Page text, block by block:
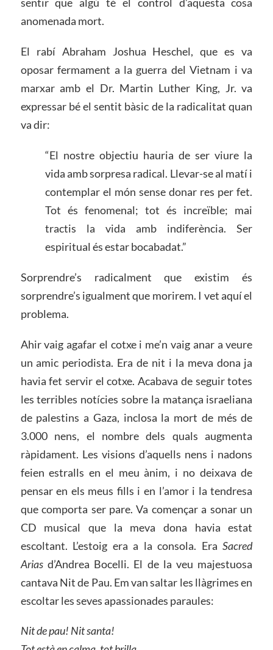
anomenada mort.
El rabí Abraham Joshua Heschel, que es va
oposar fermament a la guerra del Vietnam i va
marxar amb el Dr. Martin Luther King, Jr. va
expressar bé el sentit bàsic de la radicalitat quan
va dir:
“El nostre objectiu hauria de ser viure la
vida amb sorpresa radical. Llevar-se al matí i
contemplar el món sense donar res per fet.
Tot és fenomenal; tot és increïble; mai
tractis la vida amb indiferència. Ser
espiritual és estar bocabadat.”
Sorprendre’s radicalment que existim és
sorprendre’s igualment que morirem. I vet aquí el
problema.
Ahir vaig agafar el cotxe i me’n vaig anar a veure
un amic periodista. Era de nit i la meva dona ja
havia fet servir el cotxe. Acabava de seguir totes
les terribles notícies sobre la matança israeliana
de palestins a Gaza, inclosa la mort de més de
3.000 nens, el nombre dels quals augmenta
ràpidament. Les visions d’aquells nens i nadons
feien estralls en el meu ànim, i no deixava de
pensar en els meus fills i en l’amor i la tendresa
que comporta ser pare. Va començar a sonar un
CD musical que la meva dona havia estat
escoltant. L’estoig era a la consola. EraSacred
Ariasd’Andrea Bocelli. El de la veu majestuosa
cantava Nit de Pau. Em van saltar les llàgrimes en
escoltar les seves apassionades paraules:
Nit de pau! Nit santa!